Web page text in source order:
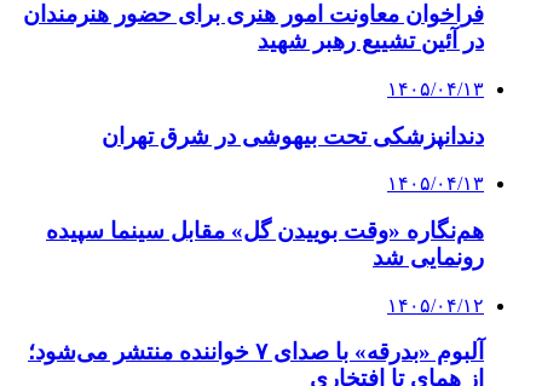
فراخوان معاونت امور هنری برای حضور هنرمندان
در آئین تشییع رهبر شهید
۱۴۰۵/۰۴/۱۳
دندانپزشکی تحت بیهوشی در شرق تهران
۱۴۰۵/۰۴/۱۳
هم‌نگاره «وقت بوییدن گل» مقابل سینما سپیده
رونمایی شد
۱۴۰۵/۰۴/۱۲
آلبوم «بدرقه» با صدای ۷ خواننده منتشر می‌شود؛
از همای تا افتخاری